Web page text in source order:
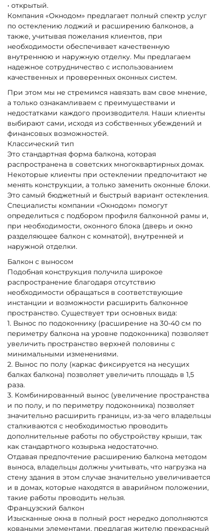
• открытый.
Компания «Окнодом» предлагает полный спектр услуг
по остеклению лоджий и расширению балконов, а
также, учитывая пожелания клиентов, при
необходимости обеспечивает качественную
внутреннюю и наружную отделку. Мы предлагаем
надежное сотрудничество с использованием
качественных и проверенных оконных систем.
При этом мы не стремимся навязать вам свое мнение,
а только ознакамливаем с преимуществами и
недостатками каждого производителя. Наши клиенты
выбирают сами, исходя из собственных убеждений и
финансовых возможностей.
Классический тип
Это стандартная форма балкона, которая
распространена в советских многоквартирных домах.
Некоторые клиенты при остеклении предпочитают не
менять конструкции, а только заменить оконные блоки.
Это самый бюджетный и быстрый вариант остекления.
Специалисты компании «Окнодом» помогут
определиться с подбором профиля балконной рамы и,
при необходимости, оконного блока (дверь и окно
разделяющее балкон с комнатой), внутренней и
наружной отделки.
Балкон с выносом
Подобная конструкция получила широкое
распространение благодаря отсутствию
необходимости обращаться в соответствующие
инстанции и возможности расширить балконное
пространство. Существует три основных вида:
1. Вынос по подоконнику (расширение на 30-40 см по
периметру балкона на уровне подоконника) позволяет
увеличить пространство верхней половины с
минимальными изменениями.
2. Вынос по полу (каркас фиксируется на несущих
балках балкона) позволяет увеличить площадь в 1,5
раза.
3. Комбинированный вынос (увеличение пространства
и по полу, и по периметру подоконника) позволяет
значительно расширить границы, из-за чего владельцы
сталкиваются с необходимостью проводить
дополнительные работы по обустройству крыши, так
как стандартного козырька недостаточно.
Отдавая предпочтение расширению балкона методом
выноса, владельцы должны учитывать, что нагрузка на
стену здания в этом случае значительно увеличивается
и в домах, которые находятся в аварийном положении,
такие работы проводить нельзя.
Французский балкон
Изысканные окна в полный рост нередко дополняются
коваными элементами, предлагая жителю прекрасный